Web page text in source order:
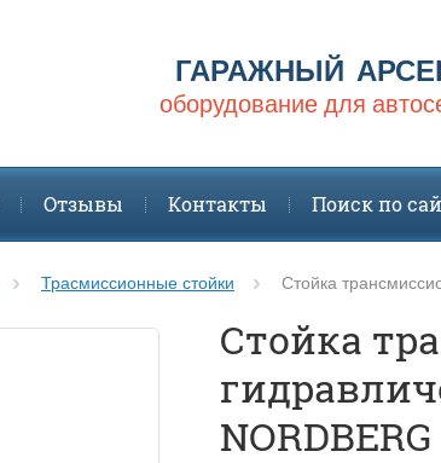
ГАРАЖНЫЙ
оборудование для
Отзывы Контакты Поиск по
Трасмиссионные стойки Cтойка
Cтойка